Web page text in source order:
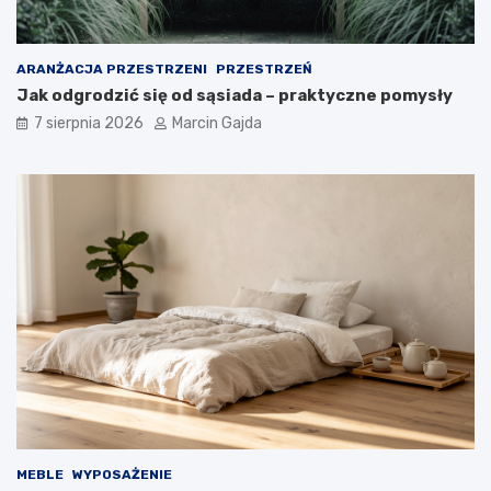
h
ARANŻACJA PRZESTRZENI PRZESTRZEŃ
Jak odgrodzić się od sąsiada – praktyczne pomysły
7 sierpnia 2026 Marcin Gajda
MEBLE WYPOSAŻENIE